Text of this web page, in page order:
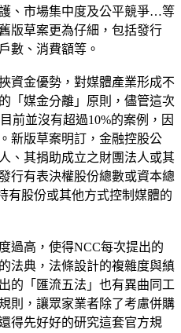
、市場集中度及公平競爭…等
版草案更為仔細，包括發行
數、消費額等。
資金優勢，對媒體產業形成不
「媒金分離」原則，儘管這次
前並沒有超過10%的案例，因
新版草案明訂，金融控股公
、其捐助成立之財團法人或其
行有表決權股份總數或資本總
有股份或其他方式控制媒體的
過高，使得NCC每次提出的
法典，法條設計的複雜度與縝
的「匯流五法」也有異曲同工
則，讓眾家業者除了考慮併購
得先好好的研究這套官方規